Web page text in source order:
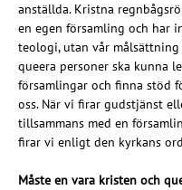
anställda. Kristna
en egen församling och har
teologi, utan vår
queera personer ska kunna
församlingar och finna stöd
oss. När vi firar gudstjänst
tillsammans med en
firar vi enligt den kyrkans
Måste en vara kristen och